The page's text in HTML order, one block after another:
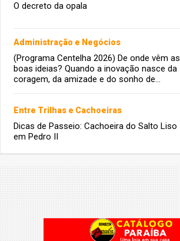
O decreto da opala
Administração e Negócios
(Programa Centelha 2026) De onde vêm as
boas ideias? Quando a inovação nasce da
coragem, da amizade e do sonho de
Entre Trilhas e Cachoeiras
Dicas de Passeio: Cachoeira do Salto Liso
em Pedro II